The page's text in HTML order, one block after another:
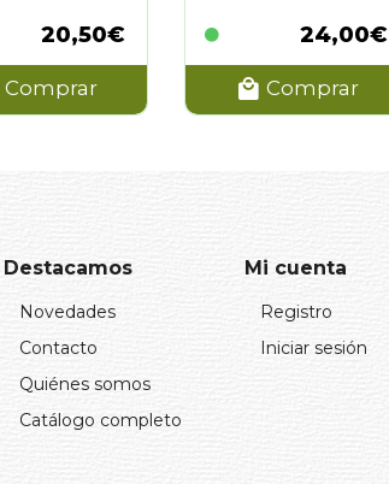
20,50€
Comprar
24,00€
Comprar
Destacamos
Novedades
Contacto
Quiénes somos
Catálogo completo
Mi cuenta
Registro
Iniciar sesión